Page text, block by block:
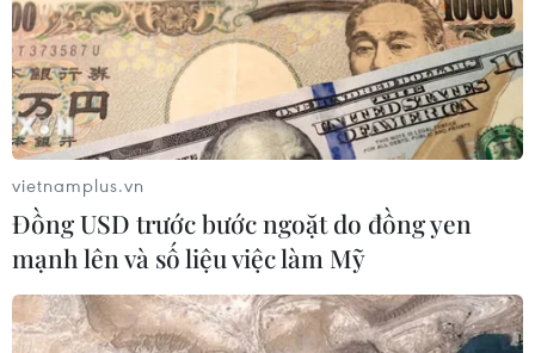
Theo nhận định của giới chuyên gia, nơi đây đã có quá
trình phát triển liền mạch kể từ thời đại của thi hào
Homer - tác giả nổi tiếng với 2 sử thi "Iliad" và
"Odyssey."
vietnamplus.vn
Đồng USD trước bước ngoặt do đồng yen
mạnh lên và số liệu việc làm Mỹ